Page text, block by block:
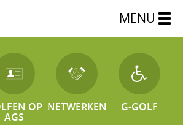
MENU
OP
AGS
NETWERKEN G-GOLF